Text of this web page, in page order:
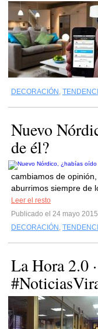
DECORACIÓN ,
Nuevo
de él?
cambiamos de
aburrimos siempre de
Leer el resto
Publicado el 24 mayo 2015
DECORACIÓN ,
La Hora 2.0